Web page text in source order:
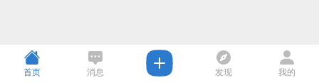
首页 消息 发现 我的